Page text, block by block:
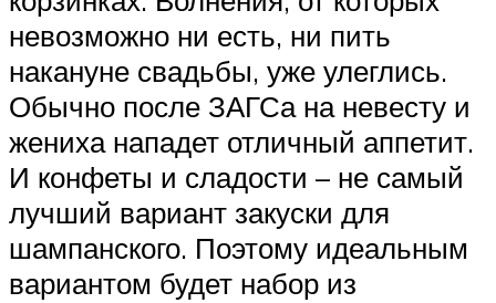
невозможно ни есть, ни пить
накануне свадьбы, уже улеглись.
Обычно после ЗАГСа на невесту и
жениха нападет отличный аппетит.
И конфеты и сладости – не самый
лучший вариант закуски для
шампанского. Поэтому идеальным
вариантом будет набор из